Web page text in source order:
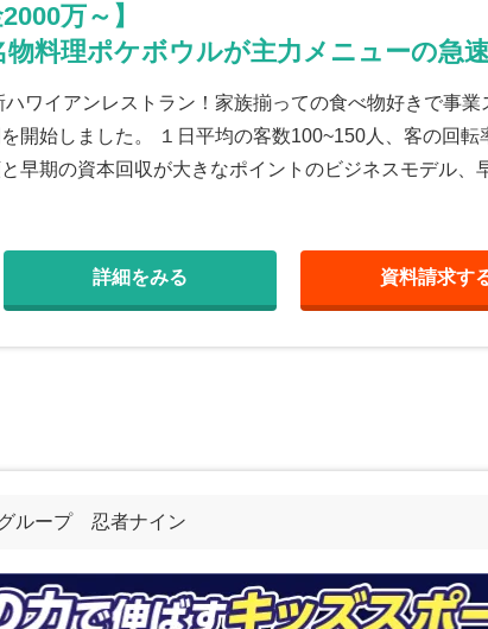
万～】
料理ポケボウルが主力メニューの急
ワイアンレストラン！家族揃っての食べ物好きで事
開始しました。 １日平均の客数100~150人、客の回転
早期の資本回収が大きなポイントのビジネスモデル、
詳細をみる 資料請求す
ループ 忍者ナイン